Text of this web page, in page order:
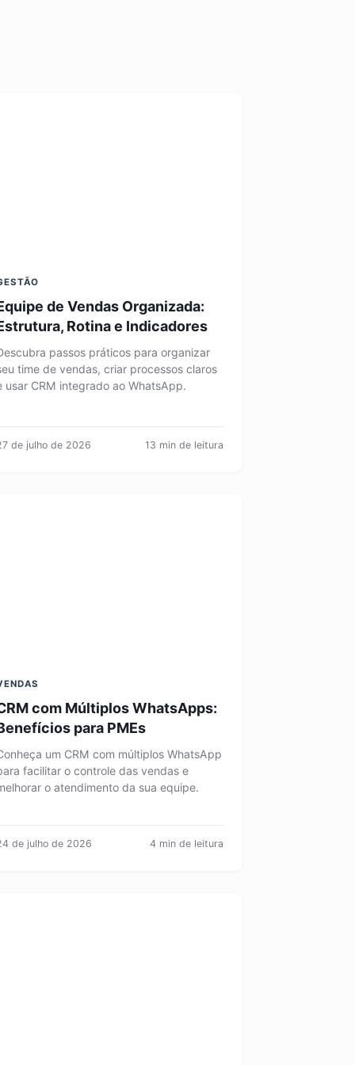
de Vendas Organizada:
Rotina e Indicadores
passos práticos para organizar
time de vendas, criar processos claros
usar CRM integrado ao WhatsApp.
de julho de 2026 13 min de leitura
com Múltiplos WhatsApps:
para PMEs
um CRM com múltiplos WhatsApp
facilitar o controle das vendas e
o atendimento da sua equipe.
de julho de 2026 4 min de leitura